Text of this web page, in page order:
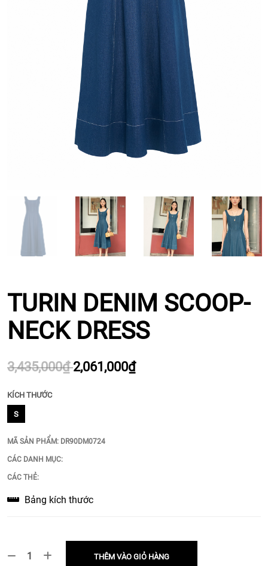
TURIN DENIM SCOOP-
NECK DRESS
3,435,000₫2,061,000₫
KÍCH THƯỚC
S
MÃ SẢN PHẨM: DR90DM0724
CÁC DANH MỤC:
CÁC THẺ:
Bảng kích thước
THÊM VÀO GIỎ HÀNG